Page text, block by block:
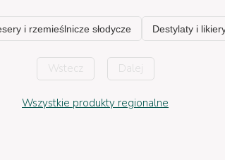
Wstecz Dalej
Wszystkie produkty regionalne